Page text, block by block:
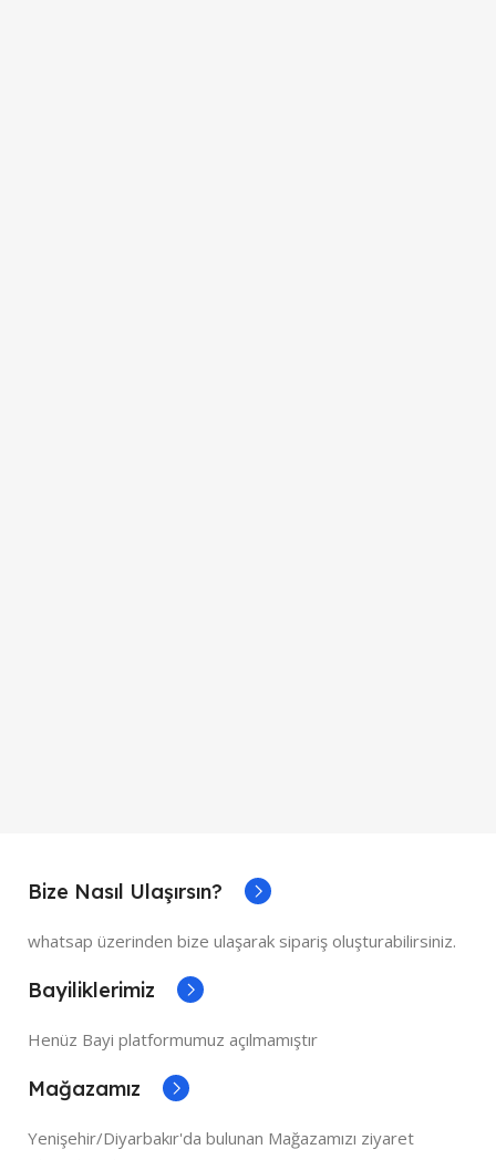
Bize Nasıl Ulaşırsın?
whatsap üzerinden bize ulaşarak sipariş oluşturabilirsiniz.
Bayiliklerimiz
Henüz Bayi platformumuz açılmamıştır
Mağazamız
Yenişehir/Diyarbakır'da bulunan Mağazamızı ziyaret